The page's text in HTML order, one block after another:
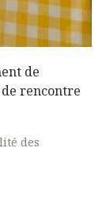
de
rencontre
des